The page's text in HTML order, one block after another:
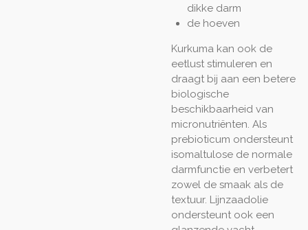
dikke darm
de hoeven
Kurkuma kan ook de
eetlust stimuleren en
draagt bij aan een betere
biologische
beschikbaarheid van
micronutriënten. Als
prebioticum ondersteunt
isomaltulose de normale
darmfunctie en verbetert
zowel de smaak als de
textuur. Lijnzaadolie
ondersteunt ook een